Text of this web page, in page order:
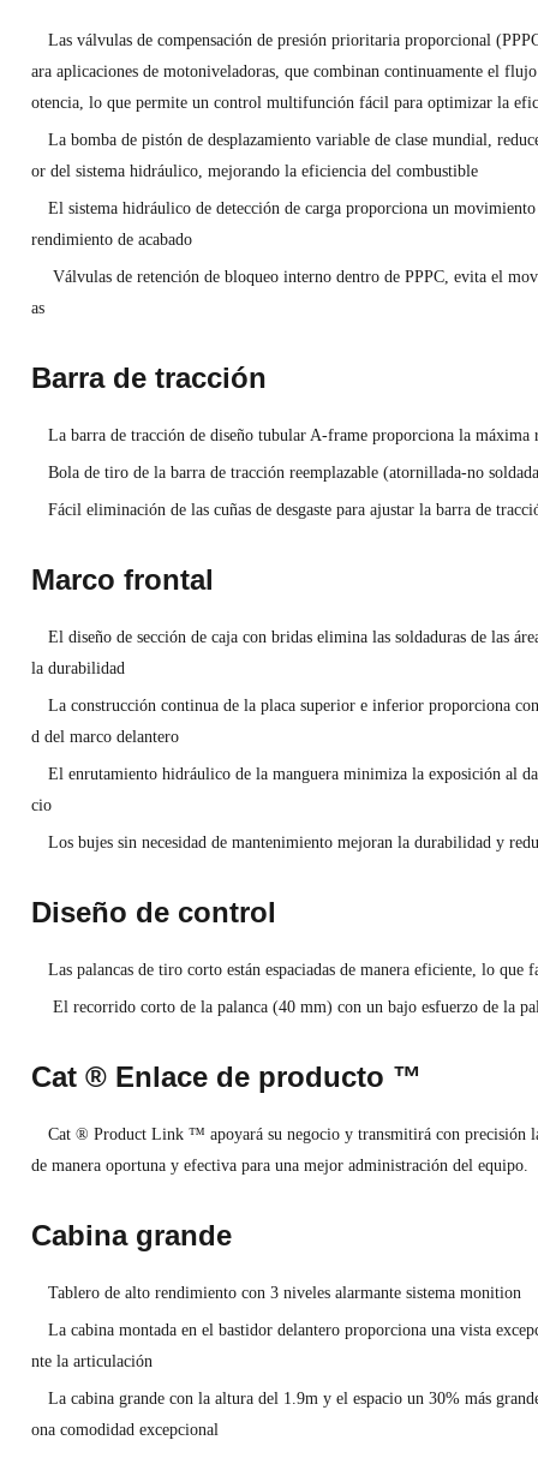
Las válvulas de compensación de presión prioritaria proporcional
ara aplicaciones de motoniveladoras, que combinan continuamente el
otencia, lo que permite un control multifunción fácil para optimizar la
La bomba de pistón de desplazamiento variable de clase mundial,
or del sistema hidráulico, mejorando la eficiencia del combustible
El sistema hidráulico de detección de carga proporciona un
rendimiento de acabado
Válvulas de retención de bloqueo interno dentro de PPPC, evita el
as
Barra de tracción
La barra de tracción de diseño tubular A-frame proporciona la máxima
Bola de tiro de la barra de tracción reemplazable (atornillada-no
Fácil eliminación de las cuñas de desgaste para ajustar la barra de
Marco frontal
El diseño de sección de caja con bridas elimina las soldaduras de las
la durabilidad
La construcción continua de la placa superior e inferior proporciona
d del marco delantero
El enrutamiento hidráulico de la manguera minimiza la exposición al
cio
Los bujes sin necesidad de mantenimiento mejoran la durabilidad y
Diseño de control
Las palancas de tiro corto están espaciadas de manera eficiente, lo
El recorrido corto de la palanca (40 mm) con un bajo esfuerzo de la
Cat ® Enlace de producto ™
Cat ® Product Link ™ apoyará su negocio y transmitirá con precisión
de manera oportuna y efectiva para una mejor administración del equipo.
Cabina grande
Tablero de alto rendimiento con 3 niveles alarmante sistema monition
La cabina montada en el bastidor delantero proporciona una vista
nte la articulación
La cabina grande con la altura del 1.9m y el espacio un 30% más
ona comodidad excepcional